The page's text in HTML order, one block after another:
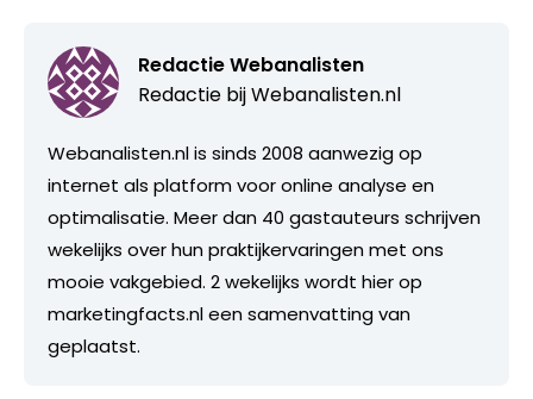
Redactie Webanalisten
Redactie bijWebanalisten.nl
Webanalisten.nl is sinds 2008 aanwezig op
internet als platform voor online analyse en
optimalisatie. Meer dan 40 gastauteurs schrijven
wekelijks over hun praktijkervaringen met ons
mooie vakgebied. 2 wekelijks wordt hier op
marketingfacts.nl een samenvatting van
geplaatst.